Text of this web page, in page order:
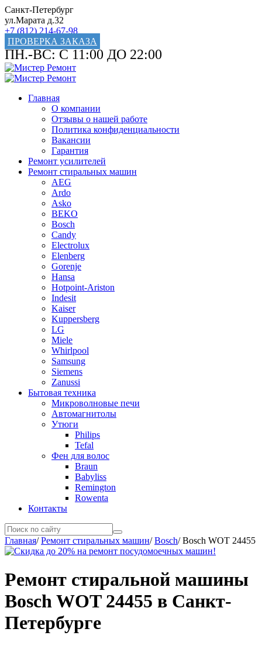
Санкт-Петербург
ул.Марата д.32
+7 (812) 214-67-98
ПРОВЕРКА ЗАКАЗА
ПН.-ВС: С 11:00 ДО 22:00
Главная
О компании
Отзывы о нашей работе
Политика конфиденциальности
Вакансии
Гарантия
Ремонт усилителей
Ремонт стиральных машин
AEG
Ardo
Asko
BEKO
Bosch
Candy
Electrolux
Elenberg
Gorenje
Hansa
Hotpoint-Ariston
Indesit
Kaiser
Kuppersberg
LG
Miele
Whirlpool
Samsung
Siemens
Zanussi
Бытовая техника
Микроволновые печи
Автомагнитолы
Утюги
Philips
Tefal
Фен для волос
Braun
Babyliss
Remington
Rowenta
Контакты
Главная/Ремонт стиральных машин/Bosch/Bosch WOT 24455
Ремонт стиральной машины
Bosch WOT 24455 в Санкт-
Петербурге